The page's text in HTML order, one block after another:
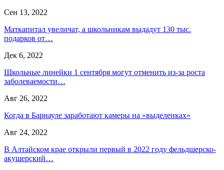
Сен 13, 2022
Маткапитал увеличат, а школьникам выдадут 130 тыс.
подарков от…
Дек 6, 2022
Школьные линейки 1 сентября могут отменить из-за роста
заболеваемости…
Авг 26, 2022
Когда в Барнауле заработают камеры на «выделенках»
Авг 24, 2022
В Алтайском крае открыли первый в 2022 году фельдшерско-
акушерский…